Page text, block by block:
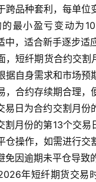
跨品种套利，每单位
的最小盈亏变动为
，适合新手逐步适应
，短纤期货合约交割
据自身需求和市场预
，合约存续期合理，
易日为合约交割月份
割月份的第13个交易
仓操作，如需进行交
因逾期未平仓导致
年短纤期货交易